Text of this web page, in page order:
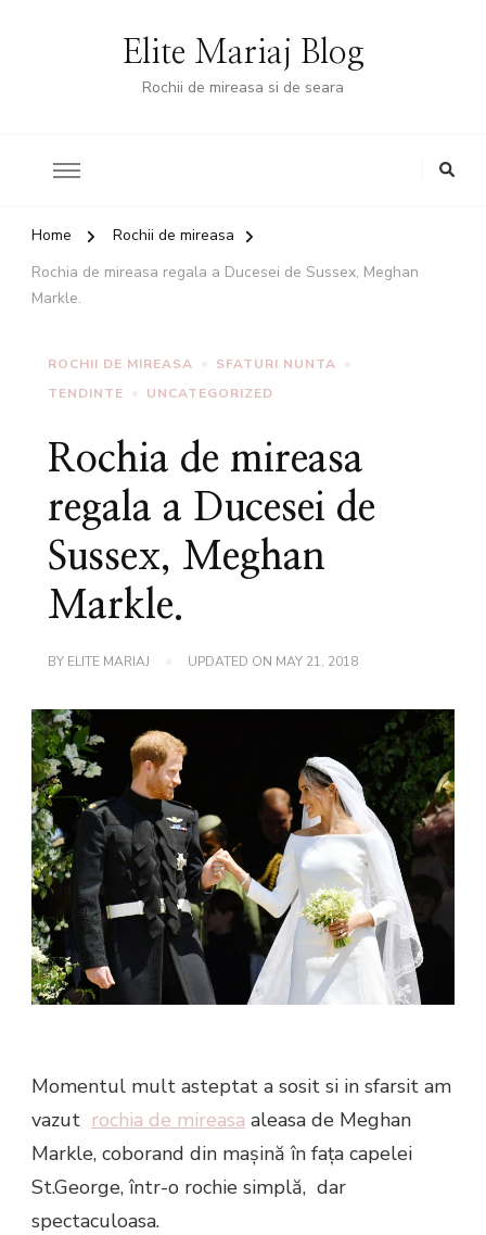
Elite Mariaj Blog
Rochii de mireasa si de seara
Home
Rochii de mireasa
Rochia de mireasa regala a Ducesei de Sussex, Meghan
Markle.
ROCHII DE MIREASA
SFATURI NUNTA
TENDINTE
UNCATEGORIZED
Rochia de mireasa
regala a Ducesei de
Sussex, Meghan
Markle.
BY ELITE MARIAJ UPDATED ON MAY 21, 2018
Momentul mult asteptat a sosit si in sfarsit am
vazut rochia de mireasa aleasa de Meghan
Markle, coborand din mașină în fața capelei
St.George, într-o rochie simplă, dar
spectaculoasa.